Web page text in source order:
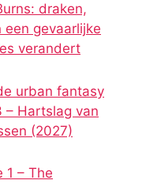
draken,
een gevaarlijke
verandert
urban fantasy
– Hartslag van
(2027)
1 – The